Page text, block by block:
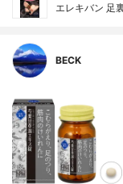
エレキバン 足
BECK